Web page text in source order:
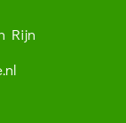
Rijn